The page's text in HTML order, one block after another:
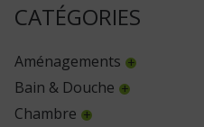
CATÉGORIES
Aménagements
Bain & Douche
Chambre